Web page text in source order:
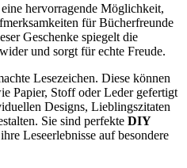
hervorragende Möglichkeit,
für Bücherfreunde
Geschenke spiegelt die
und sorgt für echte Freude.
Lesezeichen. Diese können
Papier, Stoff oder Leder gefertigt
Designs, Lieblingszitaten
Sie sind perfekte DIY
Leseerlebnisse auf besondere